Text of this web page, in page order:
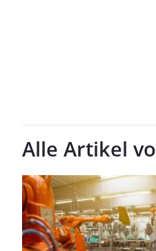
Alle Artikel